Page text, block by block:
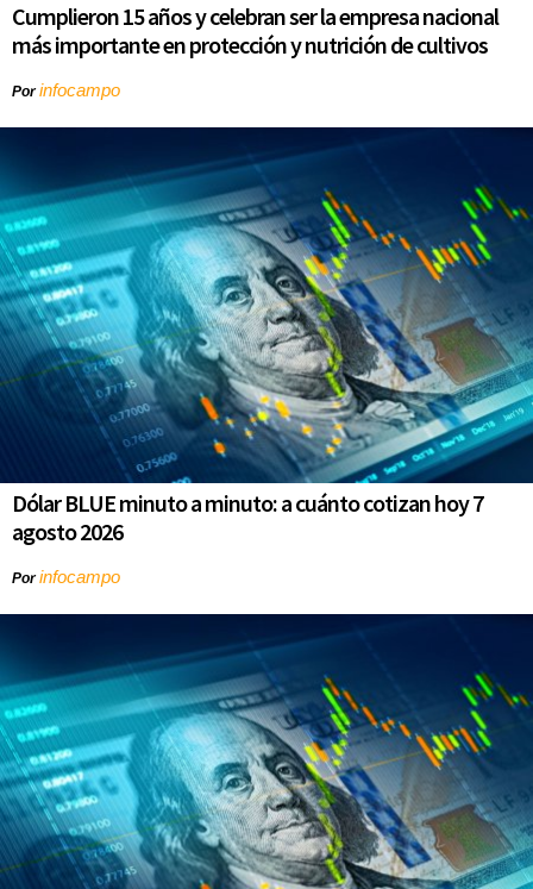
Cumplieron 15 años y celebran ser la empresa nacional
más importante en protección y nutrición de cultivos
Porinfocampo
Dólar BLUE minuto a minuto: a cuánto cotizan hoy 7
agosto 2026
Porinfocampo